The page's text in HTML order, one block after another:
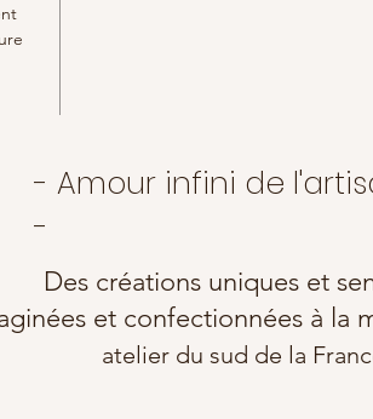
- Amour infini de
-
Des créations uniques et
et confectionnées à la
atelier du sud de la